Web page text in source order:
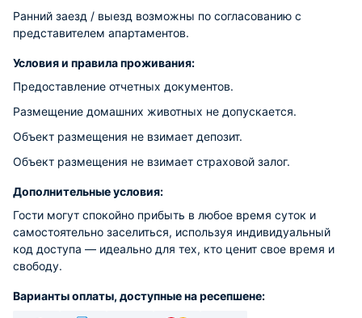
Ранний заезд / выезд возможны по согласованию с
представителем апартаментов.
Условия и правила проживания:
Предоставление отчетных документов.
Размещение домашних животных не допускается.
Объект размещения не взимает депозит.
Объект размещения не взимает страховой залог.
Дополнительные условия:
Гости могут спокойно прибыть в любое время суток и
самостоятельно заселиться, используя индивидуальный
код доступа — идеально для тех, кто ценит свое время и
свободу.
Варианты оплаты, доступные на ресепшене: